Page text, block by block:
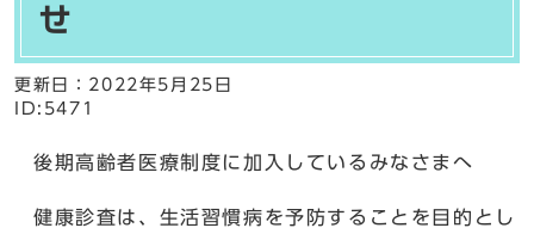
せ
更新日： 2022年5月25日
ID:5471
後期高齢者医療制度に加入しているみなさまへ
健康診査は、生活習慣病を予防することを目的とし